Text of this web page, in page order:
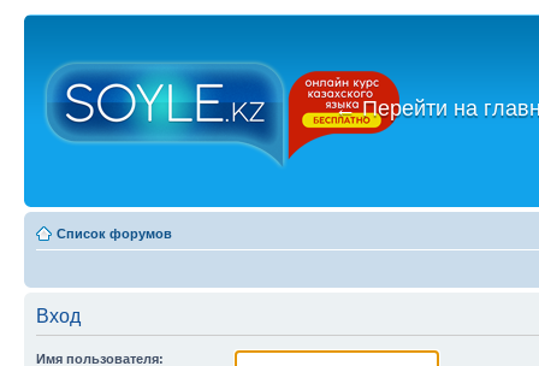
←Перейти на
Список форумов
Вход
Имя пользователя: